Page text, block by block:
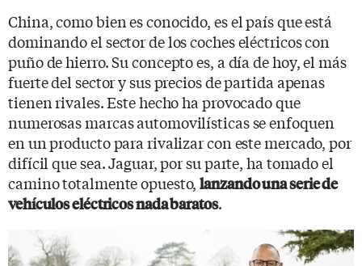
China, como bien es conocido, es el país que está
dominando el sector de los coches eléctricos con
puño de hierro. Su concepto es, a día de hoy, el más
fuerte del sector y sus precios de partida apenas
tienen rivales. Este hecho ha provocado que
numerosas marcas automovilísticas se enfoquen
en un producto para rivalizar con este mercado, por
difícil que sea. Jaguar, por su parte, ha tomado el
camino totalmente opuesto,lanzando una serie de
vehículos eléctricos nada baratos.